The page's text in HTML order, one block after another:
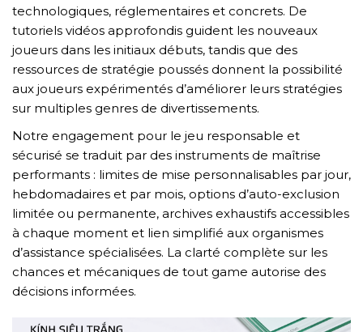
technologiques, réglementaires et concrets. De
tutoriels vidéos approfondis guident les nouveaux
joueurs dans les initiaux débuts, tandis que des
ressources de stratégie poussés donnent la possibilité
aux joueurs expérimentés d’améliorer leurs stratégies
sur multiples genres de divertissements.
Notre engagement pour le jeu responsable et
sécurisé se traduit par des instruments de maîtrise
performants : limites de mise personnalisables par jour,
hebdomadaires et par mois, options d’auto-exclusion
limitée ou permanente, archives exhaustifs accessibles
à chaque moment et lien simplifié aux organismes
d’assistance spécialisées. La clarté complète sur les
chances et mécaniques de tout game autorise des
décisions informées.